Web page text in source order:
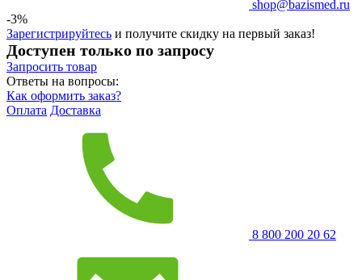
shop@bazismed.ru
-3%
Зарегистрируйтесь и получите скидку на первый заказ!
Доступен только по запросу
Запросить товар
Ответы на вопросы:
Как оформить заказ?
Оплата Доставка
8 800 200 20 62